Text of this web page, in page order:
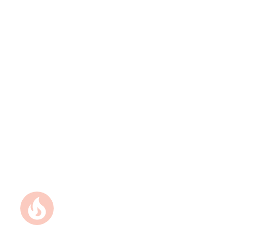
Успейте купить коммерческое помещение